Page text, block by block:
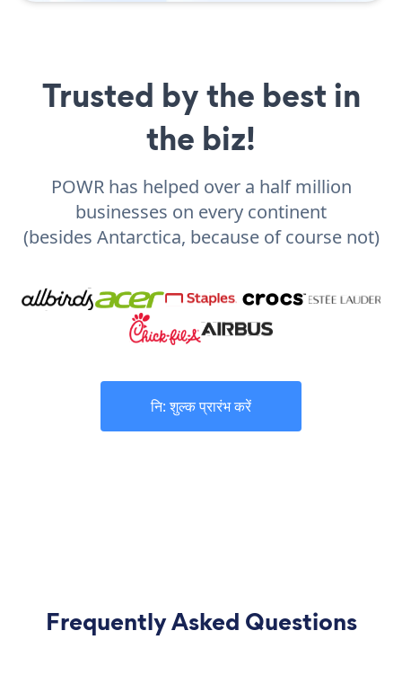
Trusted by the best in
the biz!
POWR has helped over a half million
businesses on every continent
(besides Antarctica, because of course not)
नि: शुल्क प्रारंभ करें
Frequently Asked Questions